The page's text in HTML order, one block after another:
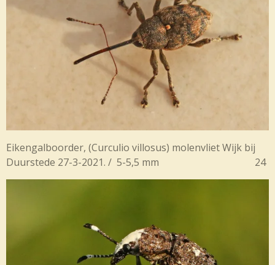
Eikengalboorder, (Curculio villosus) molenvliet Wijk bij
Duurstede 27-3-2021. / 5-5,5 mm 24